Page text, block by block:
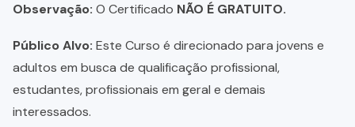
Observação: O Certificado NÃO É GRATUITO.
Público Alvo: Este Curso é direcionado para jovens e
adultos em busca de qualificação profissional,
estudantes, profissionais em geral e demais
interessados.